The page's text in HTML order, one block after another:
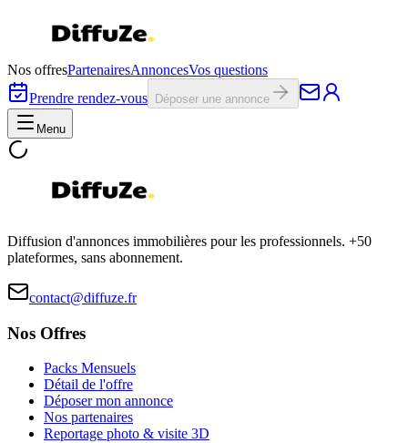
Nos offresPartenairesAnnoncesVos questions
Prendre rendez-vous
Déposer une annonce
Menu
Diffusion d'annonces immobilières pour les professionnels. +50
plateformes, sans abonnement.
contact@diffuze.fr
Nos Offres
Packs Mensuels
Détail de l'offre
Déposer mon annonce
Nos partenaires
Reportage photo & visite 3D